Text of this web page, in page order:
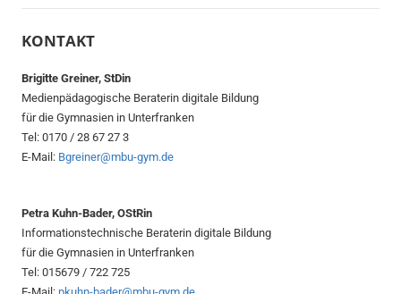
KONTAKT
Brigitte Greiner, StDin
Medienpädagogische Beraterin digitale Bildung
für die Gymnasien in Unterfranken
Tel: 0170 / 28 67 27 3
E-Mail: Bgreiner@mbu-gym.de
Petra Kuhn-Bader, OStRin
Informationstechnische Beraterin digitale Bildung
für die Gymnasien in Unterfranken
Tel: 015679 / 722 725